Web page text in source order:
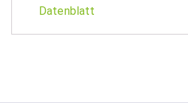
Datenblatt